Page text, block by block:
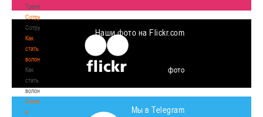
Тренерам
Сотрудничество
Сотрудничество
Как
стать
волонтером
Как
стать
волонтером
Спонсоры
и
Наши фото на Flickr.com
фото
Мы в Telegram